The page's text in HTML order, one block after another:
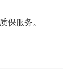
保服务。